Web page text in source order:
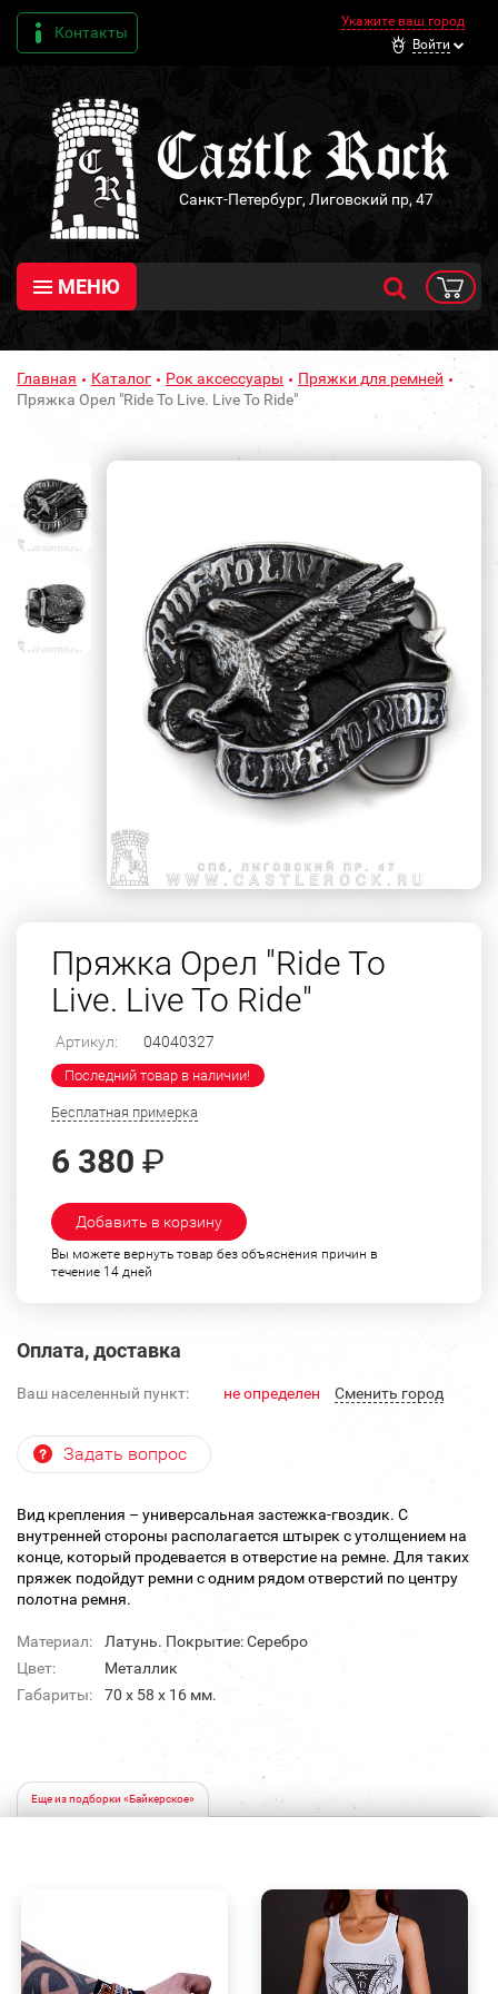
Контакты
Укажите ваш город
Войти
Санкт-Петербург, Лиговский пр, 47
МЕНЮ
Главная Каталог Рок аксессуары
Пряжки для ремней
Пряжка Орел "Ride To Live. Live To Ride"
Пряжка Орел "Ride To
Live. Live To Ride"
Артикул: 04040327
Последний товар в наличии!
Бесплатная примерка
6 380 ₽
Добавить в корзину
Вы можете вернуть товар без объяснения причин в
течение 14 дней
Оплата, доставка
Ваш населенный пункт: не определен Cменить город
Задать вопрос
Вид крепления – универсальная застежка-гвоздик. С
внутренней стороны располагается штырек с утолщением на
конце, который продевается в отверстие на ремне. Для таких
пряжек подойдут ремни с одним рядом отверстий по центру
полотна ремня.
Материал:
Латунь. Покрытие: Серебро
Цвет:
Металлик
Габариты:
70 х 58 x 16 мм.
Еще из подборки «Байкерское»